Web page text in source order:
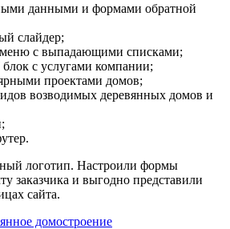
данными и формами обратной
слайдер;
меню с выпадающими списками;
с услугами компании;
проектами домов;
возводимых деревянных домов и
логотип. Настроили формы
заказчика и выгодно представили
сайта.
домостроение